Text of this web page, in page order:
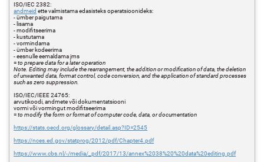
ISO/IEC 2382:
andmeid ette valmistama edasisteks operatsioonideks:
- ümber paigutama
- lisama
- modifitseerima
- kustutama
- vormindama
- ümber kodeerima
- eesnulle eemaldama jms
=to prepare data for a later operation
Note. Editing may include the rearrangement, the addition or modification of data, the deletion
of unwanted data, format control, code conversion, and the application of standard processes
such as zero suppression.
ISO/IEC/IEEE 24765:
arvutikoodi, andmete või dokumentatsiooni
vormi või vormingut modifitseerima
=to modify the form or format of computer code, data, or documentation
https://stats.oecd.org/glossary/detail.asp?ID=2545
https://nces.ed.gov/statprog/2012/pdf/Chapter4.pdf
https://www.cbs.nl/-/media/_pdf/2017/13/annex%2038%20%20data%20editing.pdf